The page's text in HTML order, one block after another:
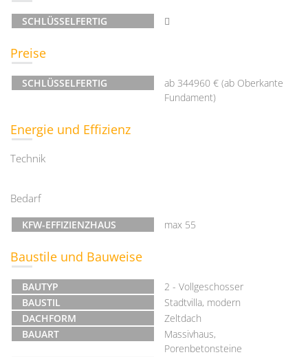
SCHLÜSSELFERTIG
Preise
SCHLÜSSELFERTIG
ab 344960 € (ab Oberkante
Fundament)
Energie und Effizienz
Technik
Bedarf
KFW-EFFIZIENZHAUS max 55
Baustile und Bauweise
BAUTYP
2 - Vollgeschosser
BAUSTIL
Stadtvilla, modern
DACHFORM
Zeltdach
BAUART
Massivhaus,
Porenbetonsteine